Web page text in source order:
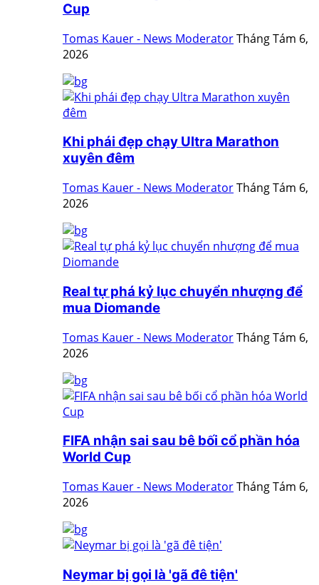
Cup
Tomas Kauer - News ModeratorTháng Tám 6,
2026
Khi phái đẹp chạy Ultra Marathon
xuyên đêm
Tomas Kauer - News ModeratorTháng Tám 6,
2026
Real tự phá kỷ lục chuyển nhượng để
mua Diomande
Tomas Kauer - News ModeratorTháng Tám 6,
2026
FIFA nhận sai sau bê bối cổ phần hóa
World Cup
Tomas Kauer - News ModeratorTháng Tám 6,
2026
Neymar bị gọi là 'gã đê tiện'